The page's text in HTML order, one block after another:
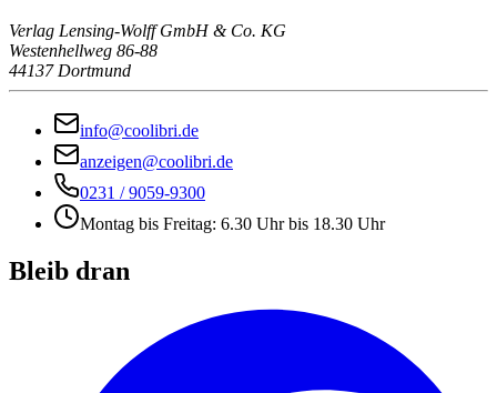
Verlag Lensing-Wolff GmbH & Co. KG
Westenhellweg 86-88
44137 Dortmund
info@coolibri.de
anzeigen@coolibri.de
0231 / 9059-9300
Montag bis Freitag: 6.30 Uhr bis 18.30 Uhr
Bleib dran